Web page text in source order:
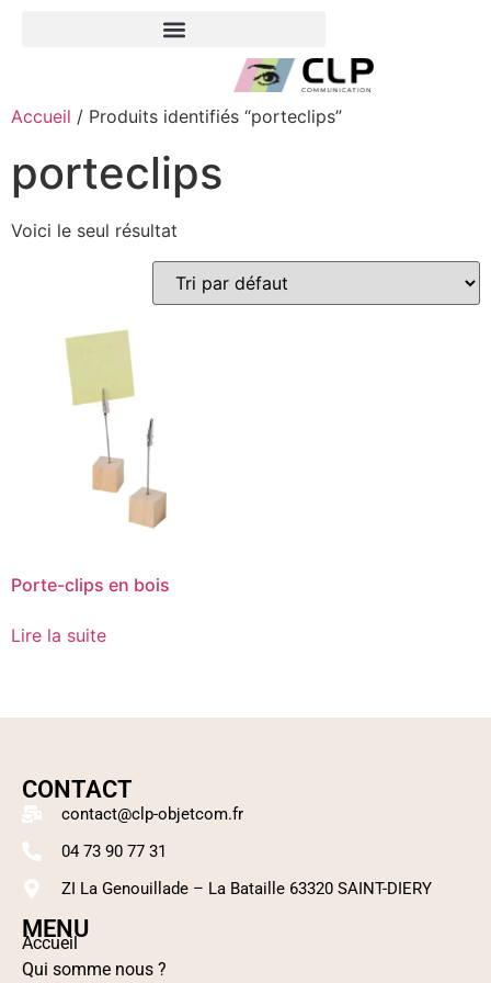
Accueil / Produits identifiés “porteclips”
porteclips
Voici le seul résultat
Porte-clips en bois
Lire la suite
MENU
Accueil
Qui somme nous ?
CONTACT
contact@clp-objetcom.fr
04 73 90 77 31
ZI La Genouillade – La Bataille 63320 SAINT-DIERY